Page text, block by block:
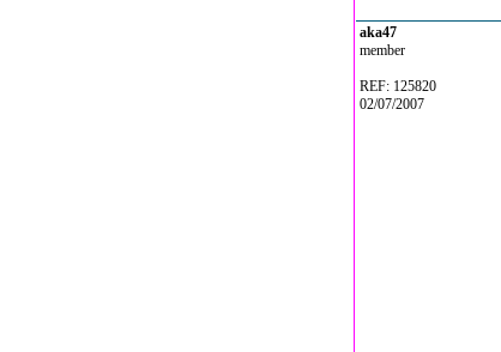
aka47
member
REF: 125820
02/07/2007